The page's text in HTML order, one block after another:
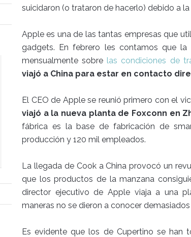
suicidaron (o trataron de hacerlo) debido a
Apple es una de las tantas empresas que
gadgets. En febrero les contamos que
mensualmente sobre las condiciones de
viajó a China para estar en contacto
El CEO de Apple se reunió primero con el
viajó a la nueva planta de Foxconn en
fábrica es la base de fabricación de
producción y 120 mil empleados.
La llegada de Cook a China provocó un
que los productos de la manzana
director ejecutivo de Apple viaja a una
maneras no se dieron a conocer
Es evidente que los de Cupertino se han